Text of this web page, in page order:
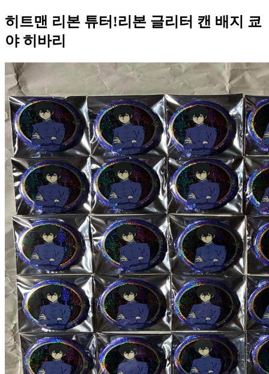
히트맨 리본 튜터!리본 글리터 캔 배지 쿄
야 히바리